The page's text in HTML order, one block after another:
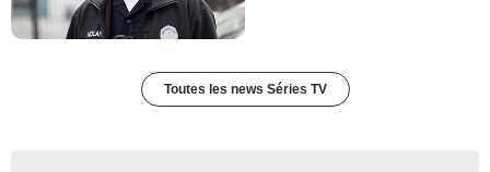
Toutes les news Séries TV